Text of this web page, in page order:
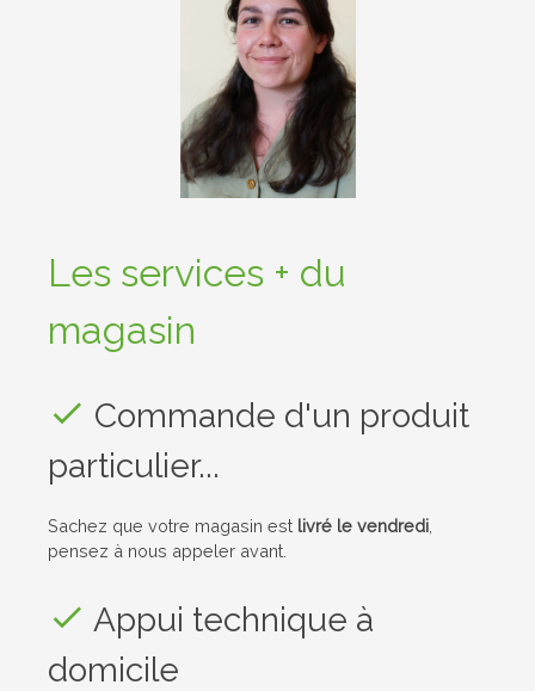
Les services + du
magasin
Commande d'un produit
particulier...
Sachez que votre magasin est livré le vendredi
pensez à nous appeler avant.
Appui technique à
domicile